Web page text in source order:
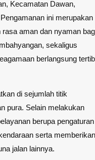
Kecamatan Dawan,
ini merupakan
aman dan nyaman
sekaligus
berlangsung
di sejumlah titik
pura. Selain melakukan
berupa pengaturan
serta memberikan
jalan lainnya.